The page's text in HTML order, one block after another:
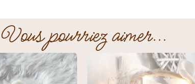
Vous pourriez aimer...